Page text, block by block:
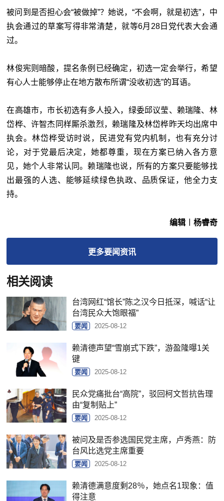
被问到是否担心会“被做掉”？她说，“不会啊，就是初选”，中
执会通过的草案写得非常清楚，就等6月28日党代表大会通
过。
林俊宪则暗酸，提名条例已经确定，初选一定会举行，希望
有心人士能够停止在地方散布所谓“没收初选”的耳语。
在高雄市，市长初选有多人投入，绿委邱议莹、赖瑞隆、林
岱桦、许智杰同样厮杀激烈，赖瑞隆及林岱桦昨天均出席中
执会。林岱桦受访时说，民进党有党内机制，也有充分讨
论，对于党最后决定，她都尊重，现在方案已纳入各方意
见，她个人非常认同。赖瑞隆也说，所有的方案只要能够找
出最强的人选、能够延续绿色执政、品质保证，他全力支
持。
编辑︱杨睿奇
更多要闻资讯
相关阅读
台湾网红“馆长”陈之汉今日抵深，喊话“让
台湾民众大饱眼福”
要闻 2025-08-12
赖清德声望“雪崩式下跌”，游盈隆曝1关
键
要闻 2025-08-12
民众党痛批台“高院”，驳回柯文哲抗告理
由“复制贴上”
要闻 2025-08-12
被问及是否参选国民党主席，卢秀燕：防
台风比选党主席重要
要闻 2025-08-12
赖清德满意度剩28％，她点名1现象：值
得注意